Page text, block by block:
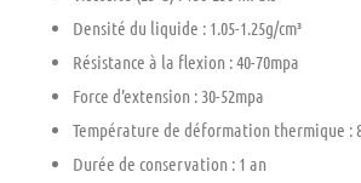
Densité du liquide : 1.05-1.25g/cm³
Résistance à la flexion : 40-70mpa
Force d’extension : 30-52mpa
Température de déformation thermique :
Durée de conservation : 1 an